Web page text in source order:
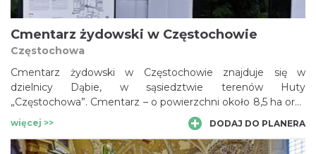
Cmentarz żydowski w Częstochowie
Częstochowa
Cmentarz żydowski w Częstochowie znajduje się w
dzielnicy Dąbie, w sąsiedztwie terenów Huty
„Częstochowa”. Cmentarz – o powierzchni około 8,5 ha oraz
liczbie zachowanych nagrobków sięgającej 5 tysięcy -
zalicza się do największych na ziemiach polskich. Pierwsze
pochówki na cmentarzu miały miejsce na przełomie XVIII i
więcej >> DODAJ DO PLANERA